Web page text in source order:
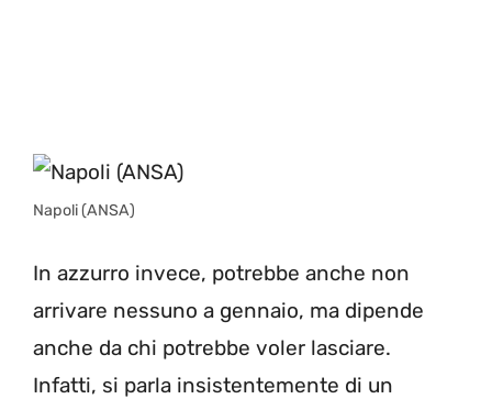
Napoli (ANSA)
In azzurro invece, potrebbe anche non
arrivare nessuno a gennaio, ma dipende
anche da chi potrebbe voler lasciare.
Infatti, si parla insistentemente di un